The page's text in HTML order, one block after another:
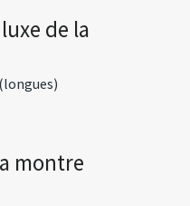
de la
montre